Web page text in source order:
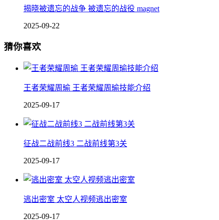
揭晓被遗忘的战争 被遗忘的战役 magnet
2025-09-22
猜你喜欢
王者荣耀周瑜 王者荣耀周瑜技能介绍
2025-09-17
征战二战前线3 二战前线第3关
2025-09-17
逃出密室 太空人视频逃出密室
2025-09-17